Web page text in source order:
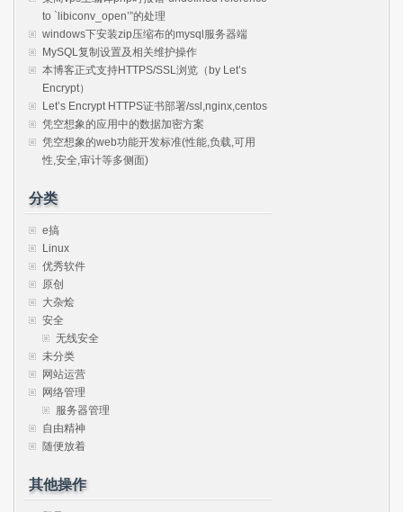
to `libiconv_open’”的处理
windows下安装zip压缩布的mysql服务器端
MySQL复制设置及相关维护操作
本博客正式支持HTTPS/SSL浏览（by Let’s
Encrypt）
Let’s Encrypt HTTPS证书部署/ssl,nginx,centos
凭空想象的应用中的数据加密方案
凭空想象的web功能开发标准(性能,负载,可用
性,安全,审计等多侧面)
分类
e搞
Linux
优秀软件
原创
大杂烩
安全
无线安全
未分类
网站运营
网络管理
服务器管理
自由精神
随便放着
其他操作